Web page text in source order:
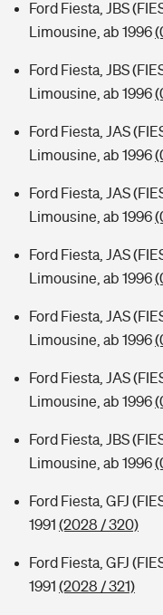
Ford Fiesta, JBS
Limousine, ab 1996
Ford Fiesta, JBS
Limousine, ab 1996
Ford Fiesta, JAS
Limousine, ab 1996
Ford Fiesta, JAS
Limousine, ab 1996
Ford Fiesta, JAS
Limousine, ab 1996
Ford Fiesta, JAS
Limousine, ab 1996
Ford Fiesta, JAS
Limousine, ab 1996
Ford Fiesta, JBS
Limousine, ab 1996
Ford Fiesta, GFJ
1991 (2028 / 320)
Ford Fiesta, GFJ
1991 (2028 / 321)